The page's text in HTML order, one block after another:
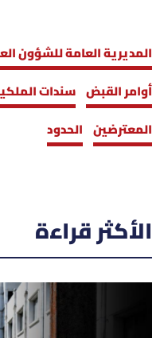
المديرية العامة للشؤون
أوامر القبض سندات
المعترضين الحدود
الأكثر قراءة